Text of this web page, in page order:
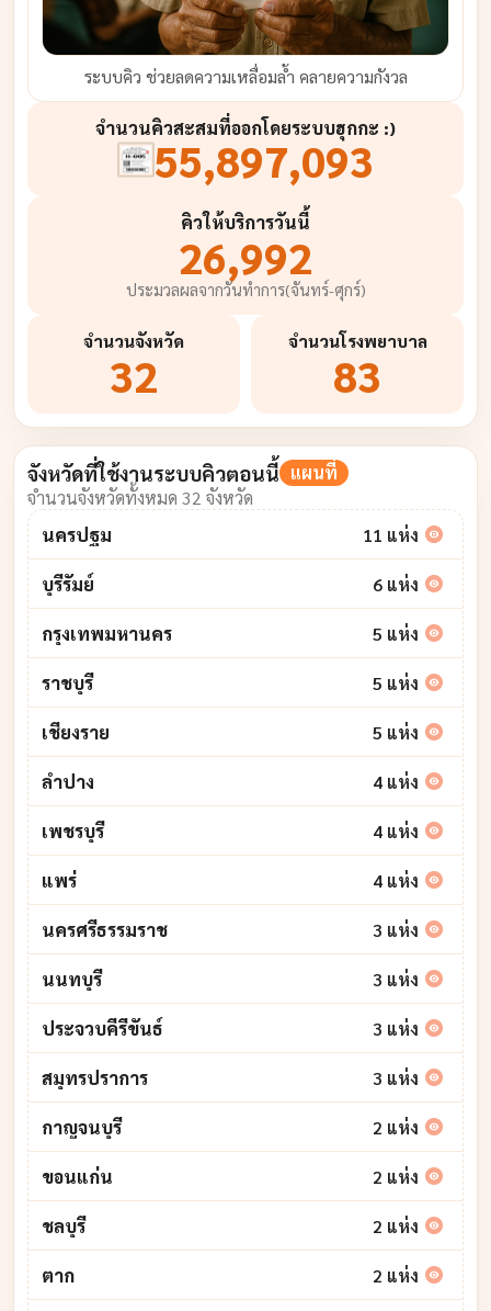
ระบบคิว ช่วยลดความเหลื่อมล้ำ คลายความกังวล
จำนวนคิวสะสมที่ออกโดยระบบฮุกกะ :)
55,897,093
คิวให้บริการวันนี้
26,992
ประมวลผลจากวันทำการ(จันทร์-ศุกร์)
จำนวนจังหวัด
32
จำนวนโรงพยาบาล
83
จังหวัดที่ใช้งานระบบคิวตอนนี้ แผนที่
จำนวนจังหวัดทั้งหมด 32 จังหวัด
นครปฐม
11 แห่ง
บุรีรัมย์ 6 แห่ง
กรุงเทพมหานคร 5 แห่ง
ราชบุรี 5 แห่ง
เชียงราย 5 แห่ง
ลำปาง 4 แห่ง
เพชรบุรี 4 แห่ง
แพร่ 4 แห่ง
นครศรีธรรมราช 3 แห่ง
นนทบุรี 3 แห่ง
ประจวบคีรีขันธ์ 3 แห่ง
สมุทรปราการ 3 แห่ง
กาญจนบุรี 2 แห่ง
ขอนแก่น 2 แห่ง
ชลบุรี 2 แห่ง
ตาก 2 แห่ง